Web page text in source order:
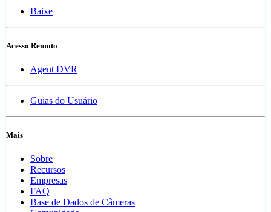
Baixe
Acesso Remoto
Agent DVR
Guias do Usuário
Mais
Sobre
Recursos
Empresas
FAQ
Base de Dados de Câmeras